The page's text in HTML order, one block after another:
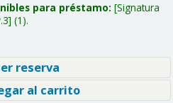
para préstamo: Signatura
(1).
reserva
al carrito